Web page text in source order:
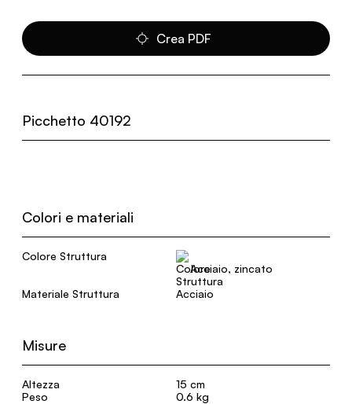
Crea PDF
Picchetto 40192
Colori e materiali
Colore Struttura
Acciaio, zincato
Materiale Struttura
Acciaio
Misure
Altezza
15 cm
Peso
0.6 kg